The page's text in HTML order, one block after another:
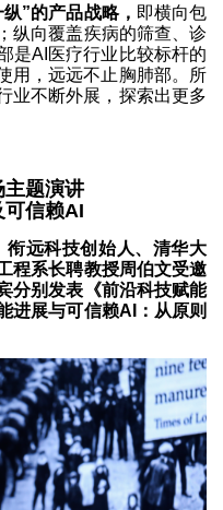
”的产品战略， 即横向包
纵向覆盖疾病的筛查、诊
是AI医疗行业比较标杆的
用，远远不止胸肺部。所
业不断外展，探索出更多
主题演讲
可信赖AI
衔远科技创始人、清华大
程系长聘教授周伯文受邀
分别发表《前沿科技赋能
进展与可信赖AI：从原则